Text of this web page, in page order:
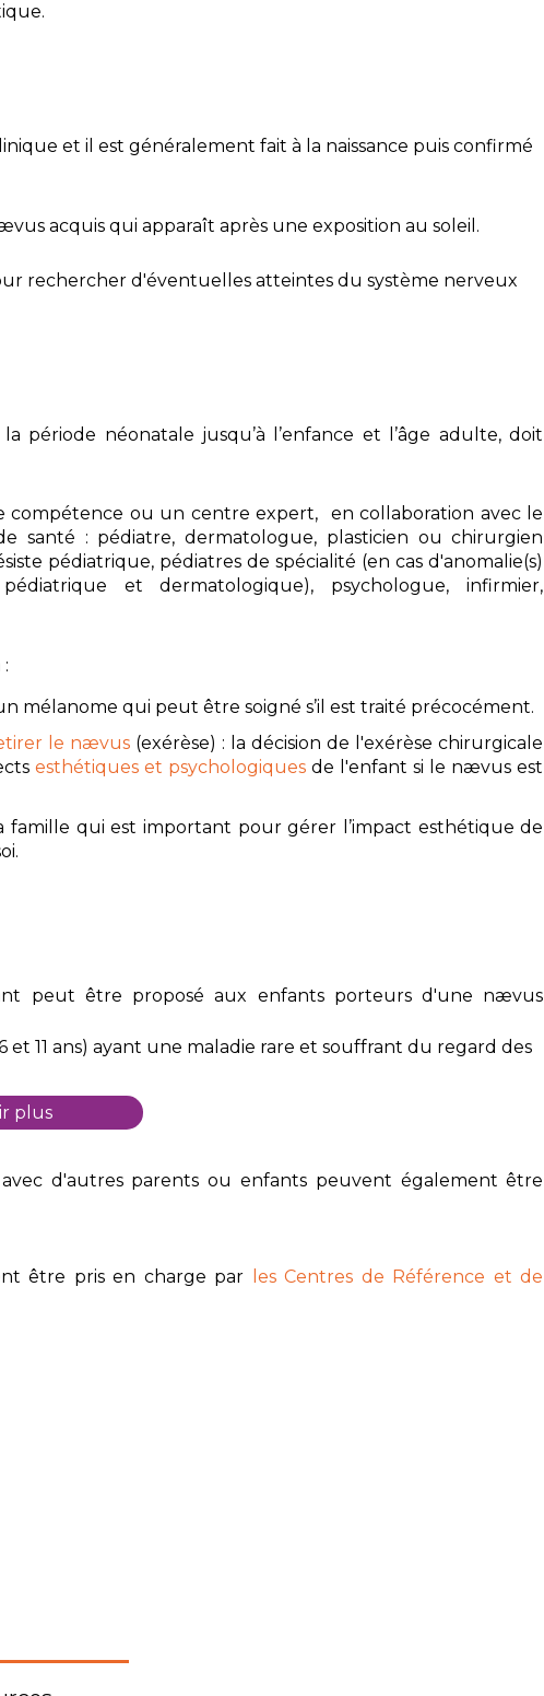
et il est généralement fait à la naissance puis confirmé
acquis qui apparaît après une exposition au soleil.
rechercher d'éventuelles atteintes du système nerveux
période néonatale jusqu’à l’enfance et l’âge adulte, doit
ou un centre expert, en collaboration avec le
santé : pédiatre, dermatologue, plasticien ou chirurgien
pédiatrique, pédiatres de spécialité (en cas d'anomalie(s)
et dermatologique), psychologue, infirmier,
mélanome qui peut être soigné s’il est traité précocément.
le nævus(exérèse) : la décision de l'exérèse chirurgicale
esthétiques et psychologiques de l'enfant si le nævus est
famille qui est important pour gérer l’impact esthétique de
peut être proposé aux enfants porteurs d'une nævus
11 ans) ayant une maladie rare et souffrant du regard des
plus
d'autres parents ou enfants peuvent également être
être pris en charge par
les Centres de Référence et de